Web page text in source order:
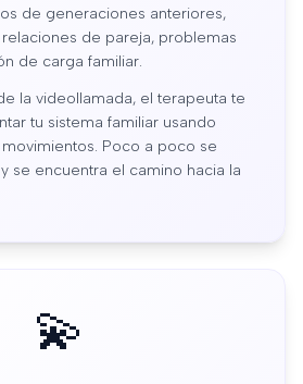
de generaciones anteriores,
de pareja, problemas
de carga familiar.
la videollamada, el terapeuta te
tu sistema familiar usando
Poco a poco se
se encuentra el camino hacia la
💫